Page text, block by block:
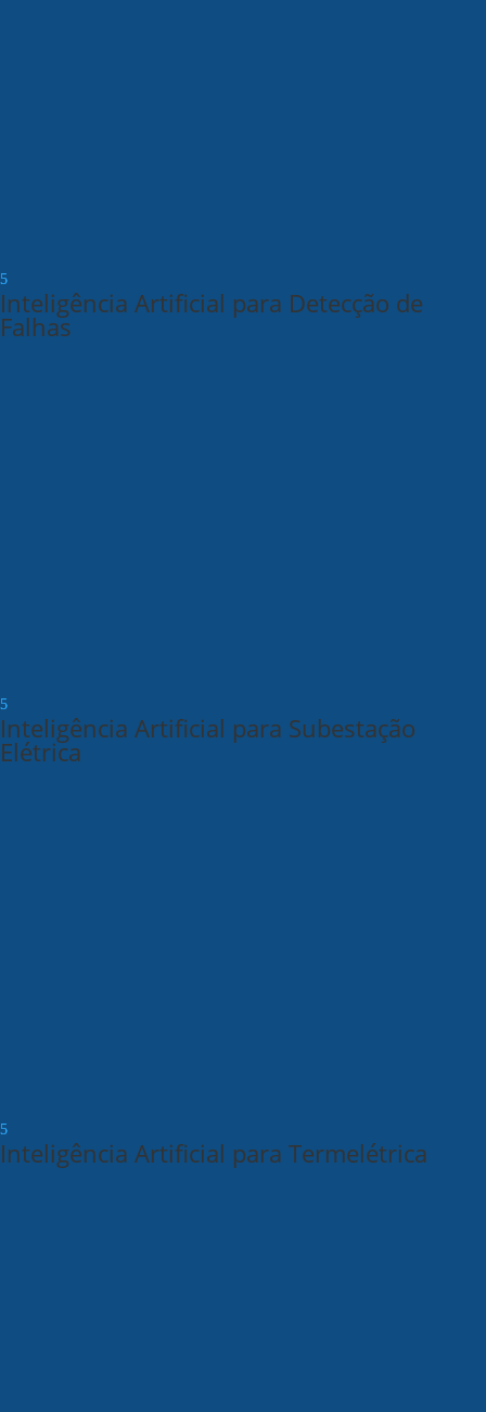
Inteligência Artificial para Detecção de
Falhas
Inteligência Artificial para Subestação
Elétrica
Inteligência Artificial para Termelétrica